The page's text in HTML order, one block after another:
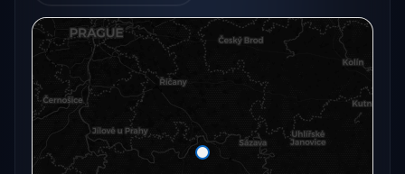
Radarový snímek momentálně není dostupný.
Otevřít v plné mapě